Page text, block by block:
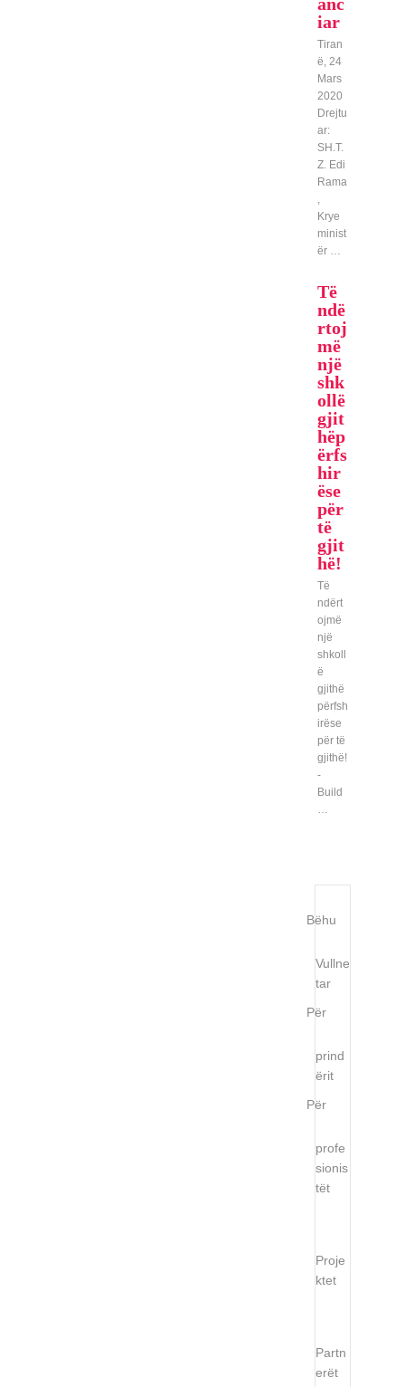
iar
Tiran
ë, 24
Mars
2020
Drejtu
ar:
SH.T.
Z. Edi
Rama
,
Krye
minist
ër …
Të
ndë
rtoj
më
një
shk
ollë
gjit
hëp
ërfs
hir
ëse
për
të
gjit
hë!
Të
ndërt
ojmë
një
shkoll
ë
gjithë
përfsh
irëse
për të
gjithë!
-
Build
…
Bëhu
Vullne
tar
Për
prind
ërit
Për
profe
sionis
tët
Proje
ktet
Partn
erët